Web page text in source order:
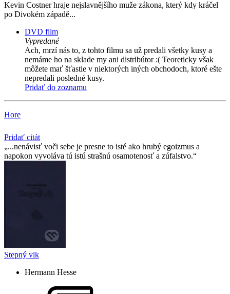
Kevin Costner hraje nejslavnějšího muže zákona, který kdy kráčel
po Divokém západě...
DVD film
Vypredané
Ach, mrzí nás to, z tohto filmu sa už predali všetky kusy a
nemáme ho na sklade my ani distribútor :( Teoreticky však
môžete mať šťastie v niektorých iných obchodoch, ktoré ešte
nepredali posledné kusy.
Pridať do zoznamu
Hore
Pridať citát
...nenávisť voči sebe je presne to isté ako hrubý egoizmus a
napokon vyvoláva tú istú strašnú osamotenosť a zúfalstvo.
Stepný vlk
Hermann Hesse